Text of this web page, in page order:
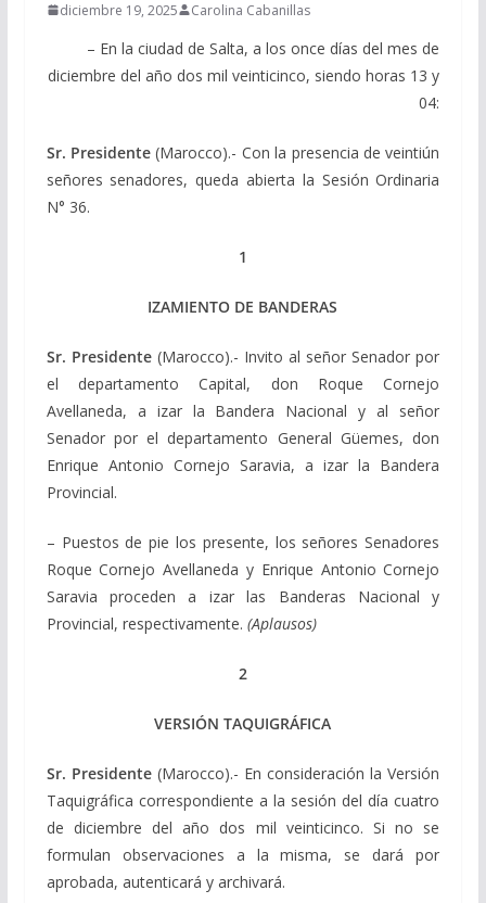
diciembre 19, 2025 Carolina Cabanillas
– En la ciudad de Salta, a los once días del mes de
diciembre del año dos mil veinticinco, siendo horas 13 y
04:
Sr. Presidente (Marocco).- Con la presencia de veintiún
señores senadores, queda abierta la Sesión Ordinaria
N° 36.
1
IZAMIENTO DE BANDERAS
Sr. Presidente(Marocco).- Invito al señor Senador por
el departamento Capital, don Roque Cornejo
Avellaneda, a izar la Bandera Nacional y al señor
Senador por el departamento General Güemes, don
Enrique Antonio Cornejo Saravia, a izar la Bandera
Provincial.
– Puestos de pie los presente, los señores Senadores
Roque Cornejo Avellaneda y Enrique Antonio Cornejo
Saravia proceden a izar las Banderas Nacional y
Provincial, respectivamente. (Aplausos)
2
VERSIÓN TAQUIGRÁFICA
Sr. Presidente(Marocco).- En consideración la Versión
Taquigráfica correspondiente a la sesión del día cuatro
de diciembre del año dos mil veinticinco. Si no se
formulan observaciones a la misma, se dará por
aprobada, autenticará y archivará.